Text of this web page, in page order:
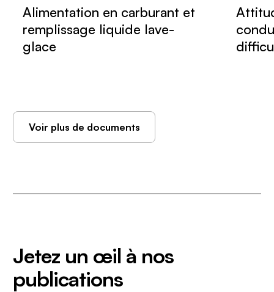
Alimentation en carburant et
remplissage liquide lave-
glace
Voir plus de documents
Jetez un œil à nos
publications